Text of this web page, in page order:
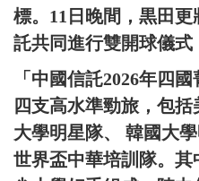
標。11日晚間，黒田
託共同進行雙開球儀式
「中國信託2026年四
四支高水準勁旅，包
大學明星隊、 韓國大
世界盃中華培訓隊。